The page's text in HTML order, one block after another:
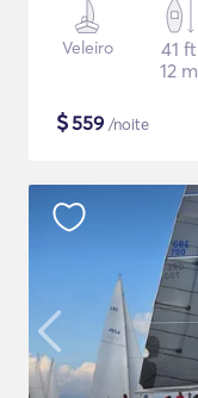
Veleiro
41 ft
12 m
$559 /noite